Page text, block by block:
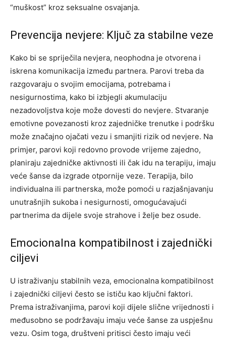
“muškost” kroz seksualne osvajanja.
Prevencija nevjere: Ključ za stabilne veze
Kako bi se spriječila nevjera, neophodna je otvorena i
iskrena komunikacija između partnera. Parovi treba da
razgovaraju o svojim emocijama, potrebama i
nesigurnostima, kako bi izbjegli akumulaciju
nezadovoljstva koje može dovesti do nevjere. Stvaranje
emotivne povezanosti kroz zajedničke trenutke i podršku
može značajno ojačati vezu i smanjiti rizik od nevjere. Na
primjer, parovi koji redovno provode vrijeme zajedno,
planiraju zajedničke aktivnosti ili čak idu na terapiju, imaju
veće šanse da izgrade otpornije veze. Terapija, bilo
individualna ili partnerska, može pomoći u razjašnjavanju
unutrašnjih sukoba i nesigurnosti, omogućavajući
partnerima da dijele svoje strahove i želje bez osude.
Emocionalna kompatibilnost i zajednički
ciljevi
U istraživanju stabilnih veza, emocionalna kompatibilnost
i zajednički ciljevi često se ističu kao ključni faktori.
Prema istraživanjima, parovi koji dijele slične vrijednosti i
međusobno se podržavaju imaju veće šanse za uspješnu
vezu. Osim toga, društveni pritisci često imaju veći